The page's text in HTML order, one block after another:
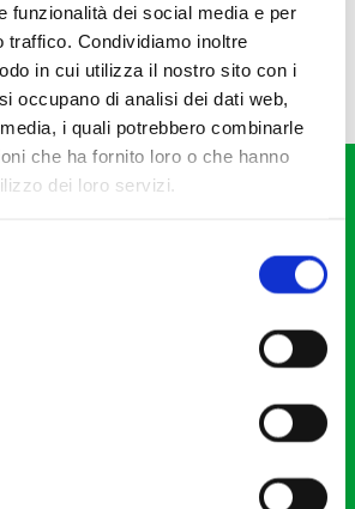
funzionalità dei social media e per
traffico. Condividiamo inoltre
in cui utilizza il nostro sito con i
occupano di analisi dei dati web,
i quali potrebbero combinarle
che ha fornito loro o che hanno
dei loro servizi.
2